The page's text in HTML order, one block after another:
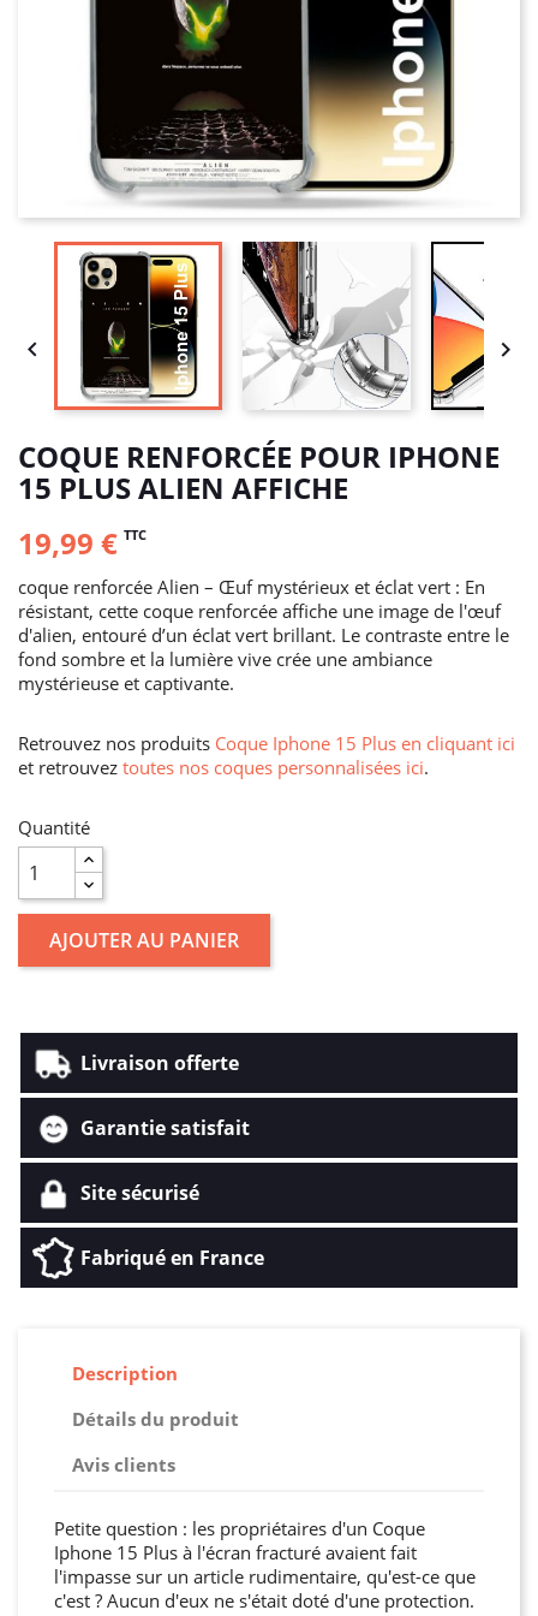
 
COQUE RENFORCÉE POUR IPHONE
15 PLUS ALIEN AFFICHE
19,99 € TTC
coque renforcée Alien – Œuf mystérieux et éclat vert : En
résistant, cette coque renforcée affiche une image de l'œuf
d'alien, entouré d’un éclat vert brillant. Le contraste entre le
fond sombre et la lumière vive crée une ambiance
mystérieuse et captivante.
Retrouvez nos produits Coque Iphone 15 Plus en cliquant ici
et retrouvez toutes nos coques personnalisées ici.
Quantité
AJOUTER AU PANIER
Livraison offerte
Garantie satisfait
Site sécurisé
Fabriqué en France
Description
Détails du produit
Avis clients
Petite question : les propriétaires d'un Coque
Iphone 15 Plus à l'écran fracturé avaient fait
l'impasse sur un article rudimentaire, qu'est-ce que
c'est ? Aucun d'eux ne s'était doté d'une protection.